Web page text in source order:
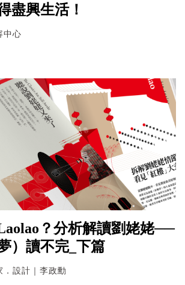
盡興生活！
中心
？分析解讀劉姥姥──
）讀不完_下篇
．設計｜李政勳